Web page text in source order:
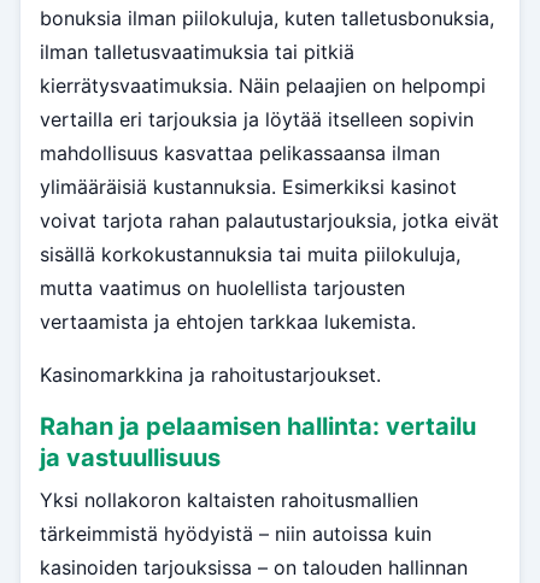
bonuksia ilman piilokuluja, kuten talletusbonuksia,
ilman talletusvaatimuksia tai pitkiä
kierrätysvaatimuksia. Näin pelaajien on helpompi
vertailla eri tarjouksia ja löytää itselleen sopivin
mahdollisuus kasvattaa pelikassaansa ilman
ylimääräisiä kustannuksia. Esimerkiksi kasinot
voivat tarjota rahan palautustarjouksia, jotka eivät
sisällä korkokustannuksia tai muita piilokuluja,
mutta vaatimus on huolellista tarjousten
vertaamista ja ehtojen tarkkaa lukemista.
Kasinomarkkina ja rahoitustarjoukset.
Rahan ja pelaamisen hallinta: vertailu
ja vastuullisuus
Yksi nollakoron kaltaisten rahoitusmallien
tärkeimmistä hyödyistä – niin autoissa kuin
kasinoiden tarjouksissa – on talouden hallinnan